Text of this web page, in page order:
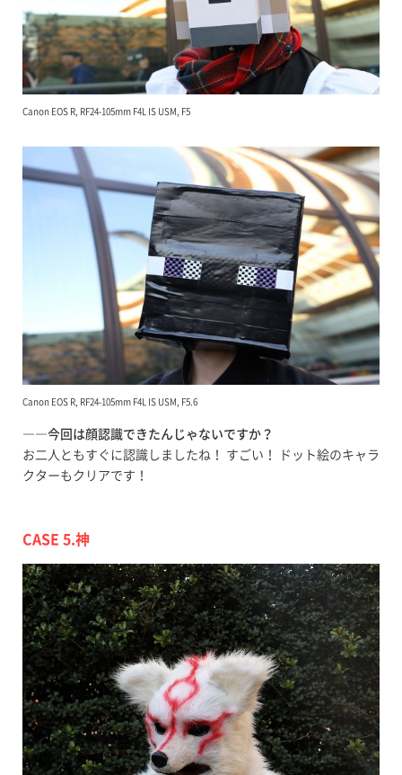
Canon EOS R, RF24-105mm F4L IS USM, F5
Canon EOS R, RF24-105mm F4L IS USM, F5.6
――今回は顔認識できたんじゃないですか？
お二人ともすぐに認識しましたね！ すごい！ ドット絵のキャラ
クターもクリアです！
CASE 5.神